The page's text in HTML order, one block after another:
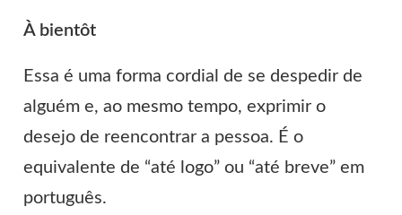
À bientôt
Essa é uma forma cordial de se despedir de
alguém e, ao mesmo tempo, exprimir o
desejo de reencontrar a pessoa. É o
equivalente de “até logo” ou “até breve” em
português.